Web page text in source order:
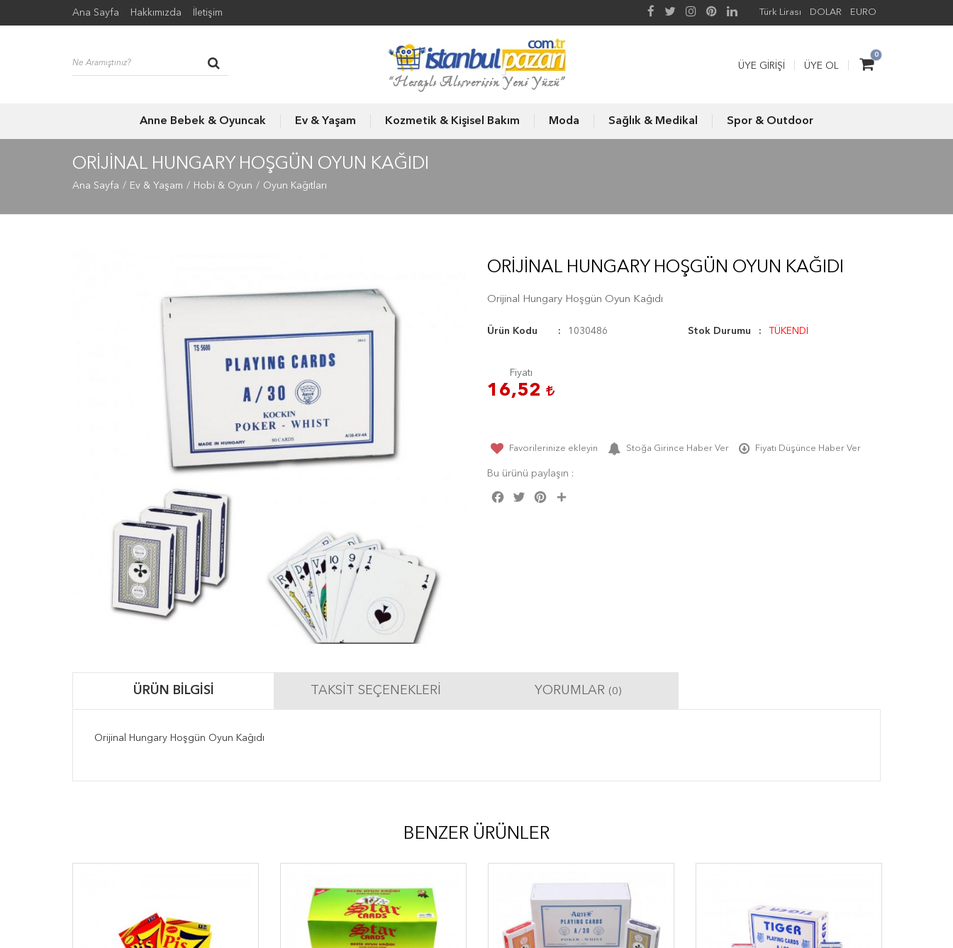
Ana Sayfa Hakkımızda İletişim Türk Lirası DOLAR EURO
0
ÜYE GIRIŞI ÜYE OL
Anne Bebek & Oyuncak Ev & Yaşam Kozmetik & Kişisel Bakım Moda Sağlık & Medikal Spor & Outdoor
ORIJINAL HUNGARY HOŞGÜN OYUN KAĞIDI
Ana Sayfa Ev & Yaşam Hobi & Oyun Oyun Kağıtları
ORIJINAL HUNGARY HOŞGÜN OYUN KAĞIDI
Orijinal Hungary Hoşgün Oyun Kağıdı
Ürün Kodu 1030486 Stok Durumu TÜKENDİ
Fiyatı
16,52
Favorilerinize ekleyin Stoğa Girince Haber Ver Fiyatı Düşünce Haber Ver
Bu ürünü paylaşın :
Facebook
Twitter Pinterest
ÜRÜN BILGISI TAKSIT SEÇENEKLERI YORUMLAR (0)
Orijinal Hungary Hoşgün Oyun Kağıdı
BENZER ÜRÜNLER